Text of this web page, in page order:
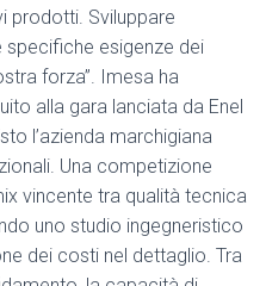
prodotti. Sviluppare
specifiche esigenze dei
forza”. Imesa ha
alla gara lanciata da Enel
l’azienda marchigiana
Una competizione
vincente tra qualità tecnica
uno studio ingegneristico
dei costi nel dettaglio. Tra